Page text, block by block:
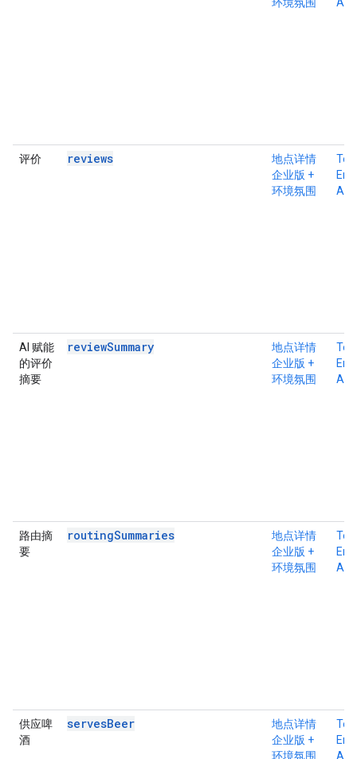
评价 reviews
地点详情
企业版 +
环境氛围
AI 赋能
的评价
摘要
reviewSummary
地点详情
企业版 +
环境氛围
路由摘
要
routingSummaries
地点详情
企业版 +
环境氛围
供应啤
酒
servesBeer
地点详情
企业版 +
环境氛围